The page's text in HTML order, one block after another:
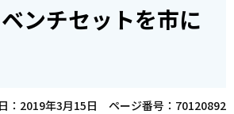
ンチセットを市に
：2019年3月15日
ページ番号：70120892